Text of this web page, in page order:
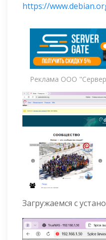
https://
Реклама ООО
Загружаемся с